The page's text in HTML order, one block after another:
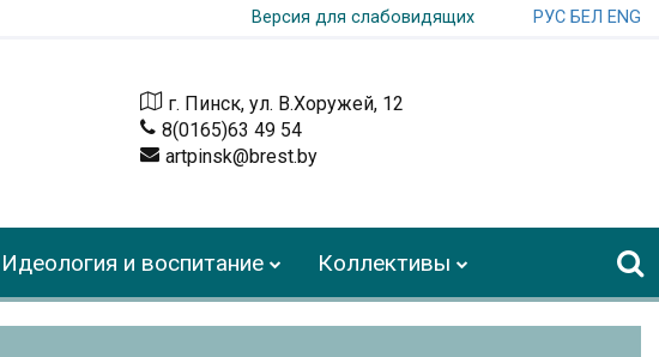
Версия для слабовидящих РУС БЕЛ ENG
г. Пинск, ул. В.Хоружей, 12
8(0165)63 49 54
artpinsk@brest.by
Идеология и воспитание Коллективы